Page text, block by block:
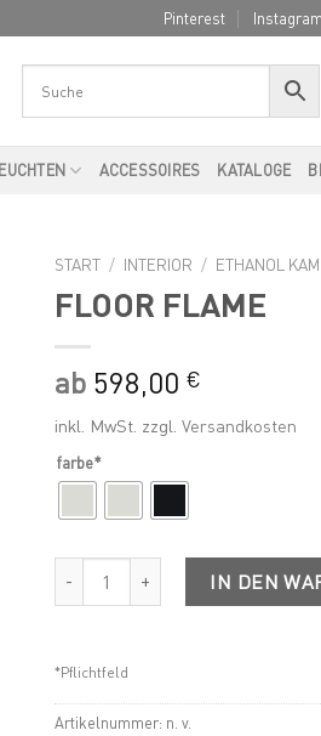
Pinterest Instagram
ACCESSOIRES KATALOGE
START / INTERIOR / ETHANOL
FLOOR FLAME
ab 598,00 €
inkl. MwSt. zzgl. Versandkosten
farbe*
FLOOR FLAME MengeIN DEN
*Pflichtfeld
Artikelnummer: n. v.